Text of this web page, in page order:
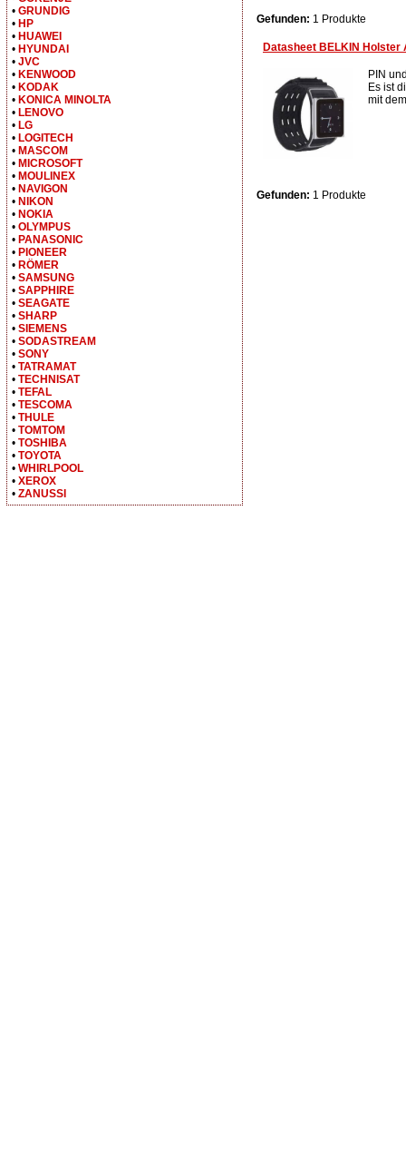
Gefunden: 1 Produkte
Datasheet BELKIN Holster
PIN
Es ist
mit
Gefunden: 1 Produkte
• GRUNDIG
• HP
• HUAWEI
• HYUNDAI
• JVC
• KENWOOD
• KODAK
• KONICA MINOLTA
• LENOVO
• LG
• LOGITECH
• MASCOM
• MICROSOFT
• MOULINEX
• NAVIGON
• NIKON
• NOKIA
• OLYMPUS
• PANASONIC
• PIONEER
• RÖMER
• SAMSUNG
• SAPPHIRE
• SEAGATE
• SHARP
• SIEMENS
• SODASTREAM
• SONY
• TATRAMAT
• TECHNISAT
• TEFAL
• TESCOMA
• THULE
• TOMTOM
• TOSHIBA
• TOYOTA
• WHIRLPOOL
• XEROX
• ZANUSSI